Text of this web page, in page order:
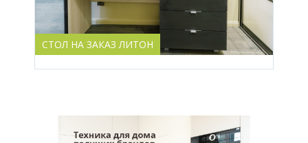
СТОЛ НА ЗАКАЗ ЛИТОН